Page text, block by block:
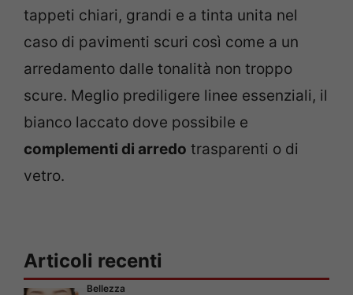
tappeti chiari, grandi e a tinta unita nel
caso di pavimenti scuri così come a un
arredamento dalle tonalità non troppo
scure. Meglio prediligere linee essenziali, il
bianco laccato dove possibile e
complementi di arredo trasparenti o di
vetro.
Articoli recenti
Bellezza